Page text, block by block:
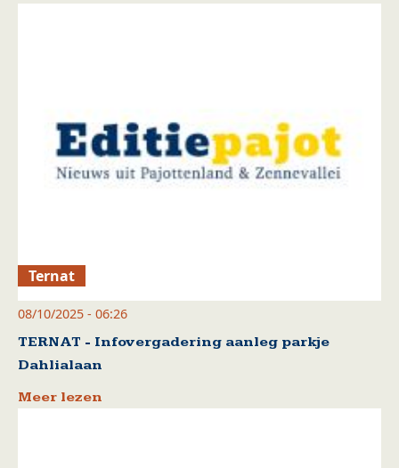
Ternat
08/10/2025 - 06:26
TERNAT - Infovergadering aanleg parkje
Dahlialaan
Meer lezen